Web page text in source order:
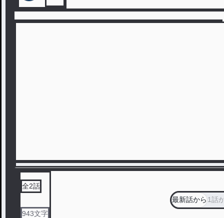
全2話
943文字
最新話から1話